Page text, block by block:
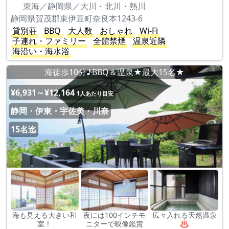
東海／静岡県／大川・北川・熱川
静岡県賀茂郡東伊豆町奈良本1243-6
貸別荘
BBQ 大人数 おしゃれ
Wi-Fi
子連れ・ファミリー
全館禁煙
温泉近隣
海沿い・海水浴
海徒歩10分♪BBQ＆温泉★最大15名★
¥6,931～¥12,164 1人あたり目安
静岡・伊東・宇佐美・川奈
15名迄
海も見える大きい和
室！
夜には100インチモ
ニターで映像鑑賞
広々入れる天然温泉
♨